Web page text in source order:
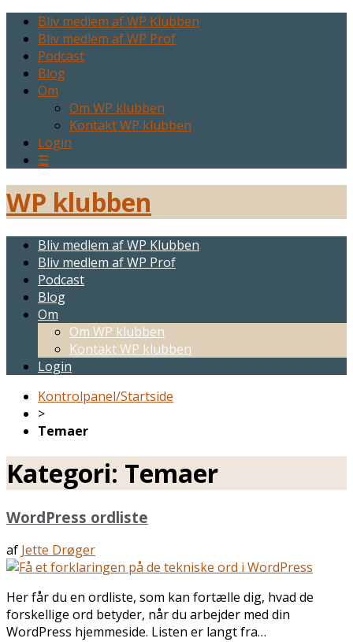
Bliv medlem af WP Klubben
Bliv medlem af WP Prof
Podcast
Blog
Om
Om WP klubben
Kontakt WP klubben
Login
☰
WP klubben
Bliv medlem af WP Klubben
Bliv medlem af WP Prof
Podcast
Blog
Om
Om WP klubben
Kontakt WP klubben
Login
Kontrolpanel/Startside
>
Temaer
Kategori: Temaer
WordPress ordliste
af Jette Drøger
Her får du en ordliste, som kan fortælle dig, hvad de
forskellige ord betyder, når du arbejder med din
WordPress hjemmeside. Listen er langt fra…